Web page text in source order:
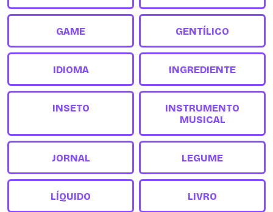
GAME GENTÍLICO
IDIOMA INGREDIENTE
INSETO
INSTRUMENTO
MUSICAL
JORNAL LEGUME
LÍQUIDO LIVRO